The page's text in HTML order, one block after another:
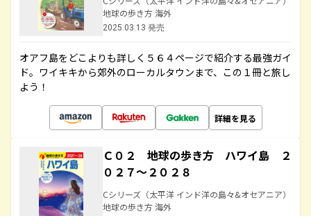
地球の歩き方 海外
2025.03.13 発売
オアフ島をどこよりも詳しく５６４ページで紹介する最強ガイ
ド。ワイキキから郊外のローカルタウンまで、この１冊と旅し
よう！
詳細を見る
Ｃ０２ 地球の歩き方 ハワイ島 ２
０２７～２０２８
Cシリーズ（太平洋 インド洋の島々&オセアニア）
地球の歩き方 海外